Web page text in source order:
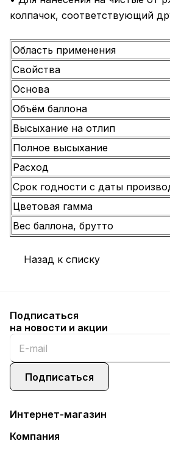
колпачок, соответствующий
Область применения
Свойства
Основа
Объём баллона
Высыхание на отлип
Полное высыхание
Расход
Срок годности с даты
Цветовая гамма
Вес баллона, брутто
Назад к списку
Подписаться
на новости и акции
Подписаться
Интернет-магазин
Компания